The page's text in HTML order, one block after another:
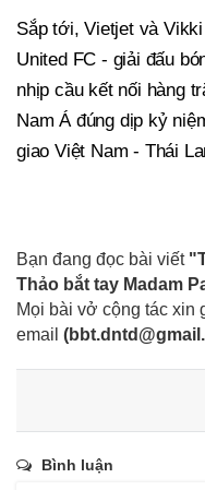
Sắp tới, Vietjet và
United FC - giải đấu
nhịp cầu kết nối hàng
Nam Á đúng dịp kỷ
giao Việt Nam - Thái
Bạn đang đọc bài viết
Thảo bắt tay Madam
Mọi bài vở cộng tác xin
email (
Bình luận